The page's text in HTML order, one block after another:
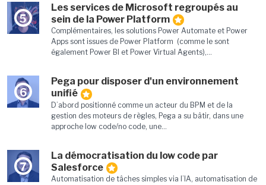
5
Les services de Microsoft regroupés au
sein de la Power Platform
Complémentaires, les solutions Power Automate et Power
Apps sont issues de Power Platform (comme le sont
également Power BI et Power Virtual Agents),...
6
Pega pour disposer d'un environnement
unifié
D’abord positionné comme un acteur du BPM et de la
gestion des moteurs de règles, Pega a su bâtir, dans une
approche low code/no code, une...
7
La démocratisation du low code par
Salesforce
Automatisation de tâches simples via l’IA, automatisation de